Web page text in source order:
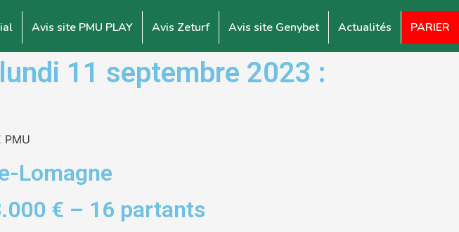
Avis site PMU PLAY Avis Zeturf Avis site Genybet Actualités PARIER
11 septembre 2023 :
Lomagne
€ – 16 partants